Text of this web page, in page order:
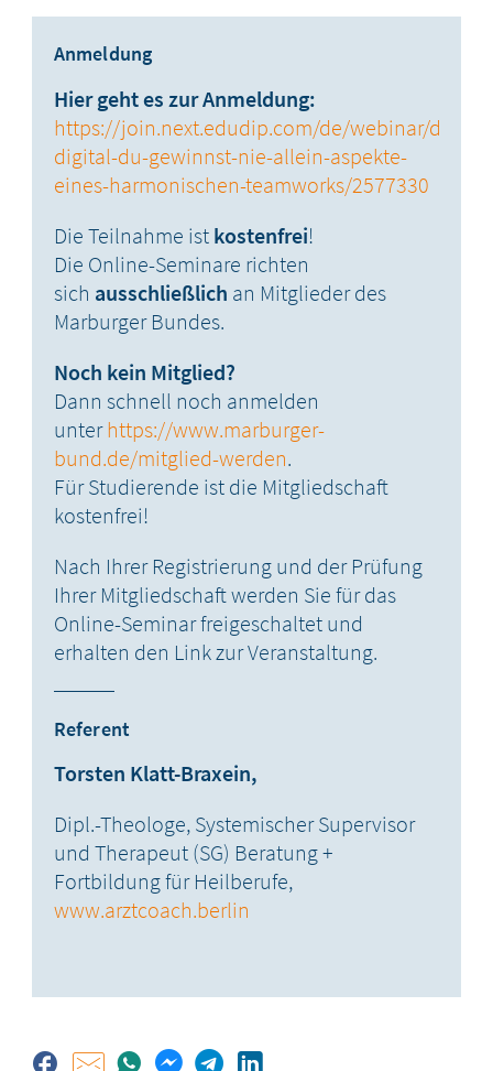
Anmeldung
Hier geht es zur Anmeldung:
https://join.next.edudip.com/de/webinar/
digital-du-gewinnst-nie-allein-aspekte-
eines-harmonischen-teamworks/2577330
Die Teilnahme ist kostenfrei!
Die Online-Seminare richten
sich ausschließlich an Mitglieder des
Marburger Bundes.
Noch kein Mitglied?
Dann schnell noch anmelden
unterhttps://www.marburger-
bund.de/mitglied-werden.
Für Studierende ist die Mitgliedschaft
kostenfrei!
Nach Ihrer Registrierung und der Prüfung
Ihrer Mitgliedschaft werden Sie für das
Online-Seminar freigeschaltet und
erhalten den Link zur Veranstaltung.
Referent
Torsten Klatt-Braxein,
Dipl.-Theologe, Systemischer Supervisor
und Therapeut (SG) Beratung +
Fortbildung für Heilberufe,
www.arztcoach.berlin